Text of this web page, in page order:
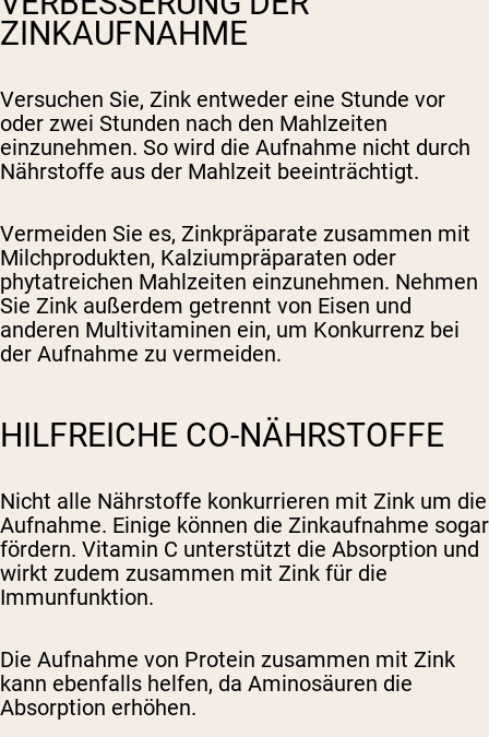
ZINKAUFNAHME
Versuchen Sie, Zink entweder eine Stunde vor
oder zwei Stunden nach den Mahlzeiten
einzunehmen. So wird die Aufnahme nicht durch
Nährstoffe aus der Mahlzeit beeinträchtigt.
Vermeiden Sie es, Zinkpräparate zusammen mit
Milchprodukten, Kalziumpräparaten oder
phytatreichen Mahlzeiten einzunehmen. Nehmen
Sie Zink außerdem getrennt von Eisen und
anderen Multivitaminen ein, um Konkurrenz bei
der Aufnahme zu vermeiden.
HILFREICHE CO-NÄHRSTOFFE
Nicht alle Nährstoffe konkurrieren mit Zink um die
Aufnahme. Einige können die Zinkaufnahme sogar
fördern. Vitamin C unterstützt die Absorption und
wirkt zudem zusammen mit Zink für die
Immunfunktion.
Die Aufnahme von Protein zusammen mit Zink
kann ebenfalls helfen, da Aminosäuren die
Absorption erhöhen.